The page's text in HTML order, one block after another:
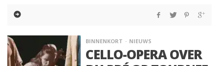
BINNENKORT NIEUWS
CELLO-OPERA OVER